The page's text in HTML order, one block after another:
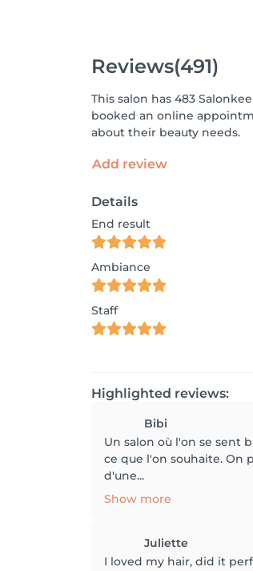
Reviews(491)
This salon has 483
booked an online
about their beauty needs.
Add review
Details
End result
Ambiance
Staff
Highlighted reviews:
Bibi
Un salon où l'on se sent
ce que l'on souhaite. On
d'une...
Show more
Juliette
I loved my hair, did it